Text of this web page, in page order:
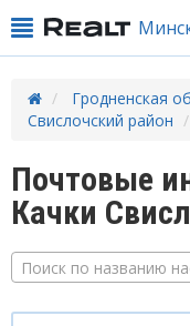
Гродненская
Свислочский район
Почтовые
Качки
Поиск по названию